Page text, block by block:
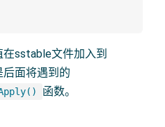
在sstable文件加入到
面将遇到的
函数。